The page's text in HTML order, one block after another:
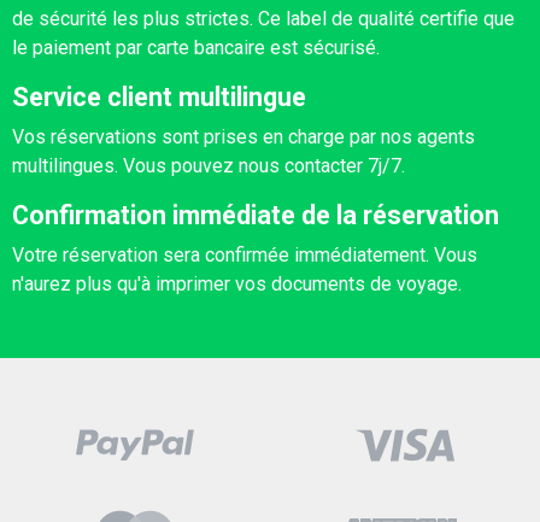
de sécurité les plus strictes. Ce label de qualité certifie que
le paiement par carte bancaire est sécurisé.
Service client multilingue
Vos réservations sont prises en charge par nos agents
multilingues. Vous pouvez nous contacter 7j/7.
Confirmation immédiate de la réservation
Votre réservation sera confirmée immédiatement. Vous
n'aurez plus qu'à imprimer vos documents de voyage.